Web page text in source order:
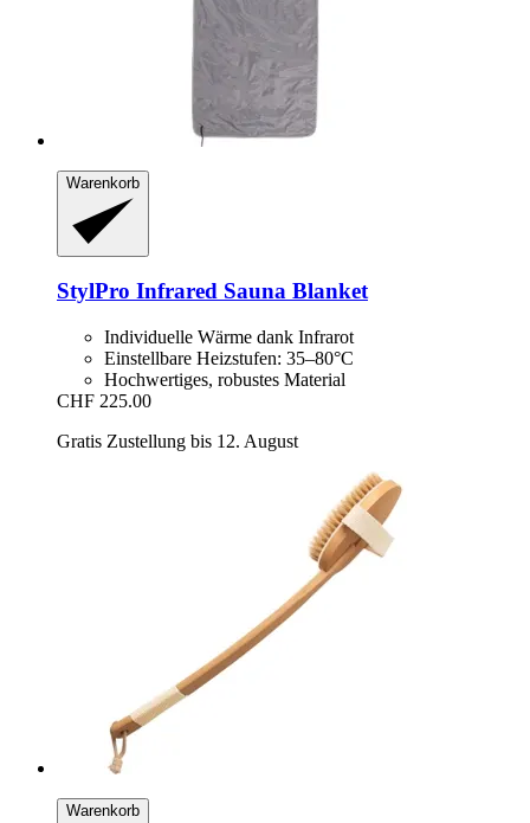
Warenkorb
StylPro Infrared Sauna Blanket
Individuelle Wärme dank Infrarot
Einstellbare Heizstufen: 35–80°C
Hochwertiges, robustes Material
CHF 225.00
Gratis Zustellung bis 12. August
Warenkorb